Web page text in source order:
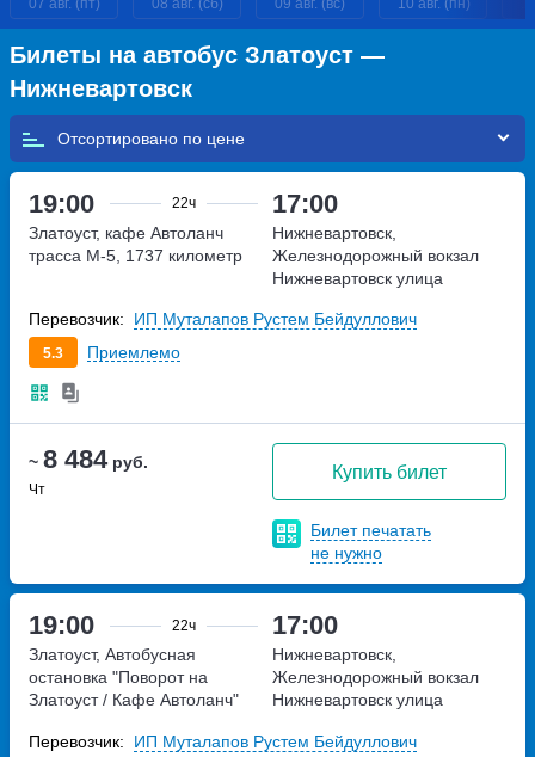
Билеты на автобус Златоуст —
Нижневартовск
Отсортировано по
19:00 22ч 17:00
~ 8 484руб.
Чт
Купить билет
Билет печатать
не нужно
Златоуст, кафе Автоланч
трасса М-5, 1737 километр
Нижневартовск,
Железнодорожный вокзал
Нижневартовск улица
5.3 Приемлемо
Перевозчик: ИП Муталапов Рустем Бейдуллович
19:00 22ч 17:00
Златоуст, Автобусная
остановка "Поворот на
Златоуст / Кафе Автоланч"
Нижневартовск,
Железнодорожный вокзал
Нижневартовск улица
Перевозчик: ИП Муталапов Рустем Бейдуллович